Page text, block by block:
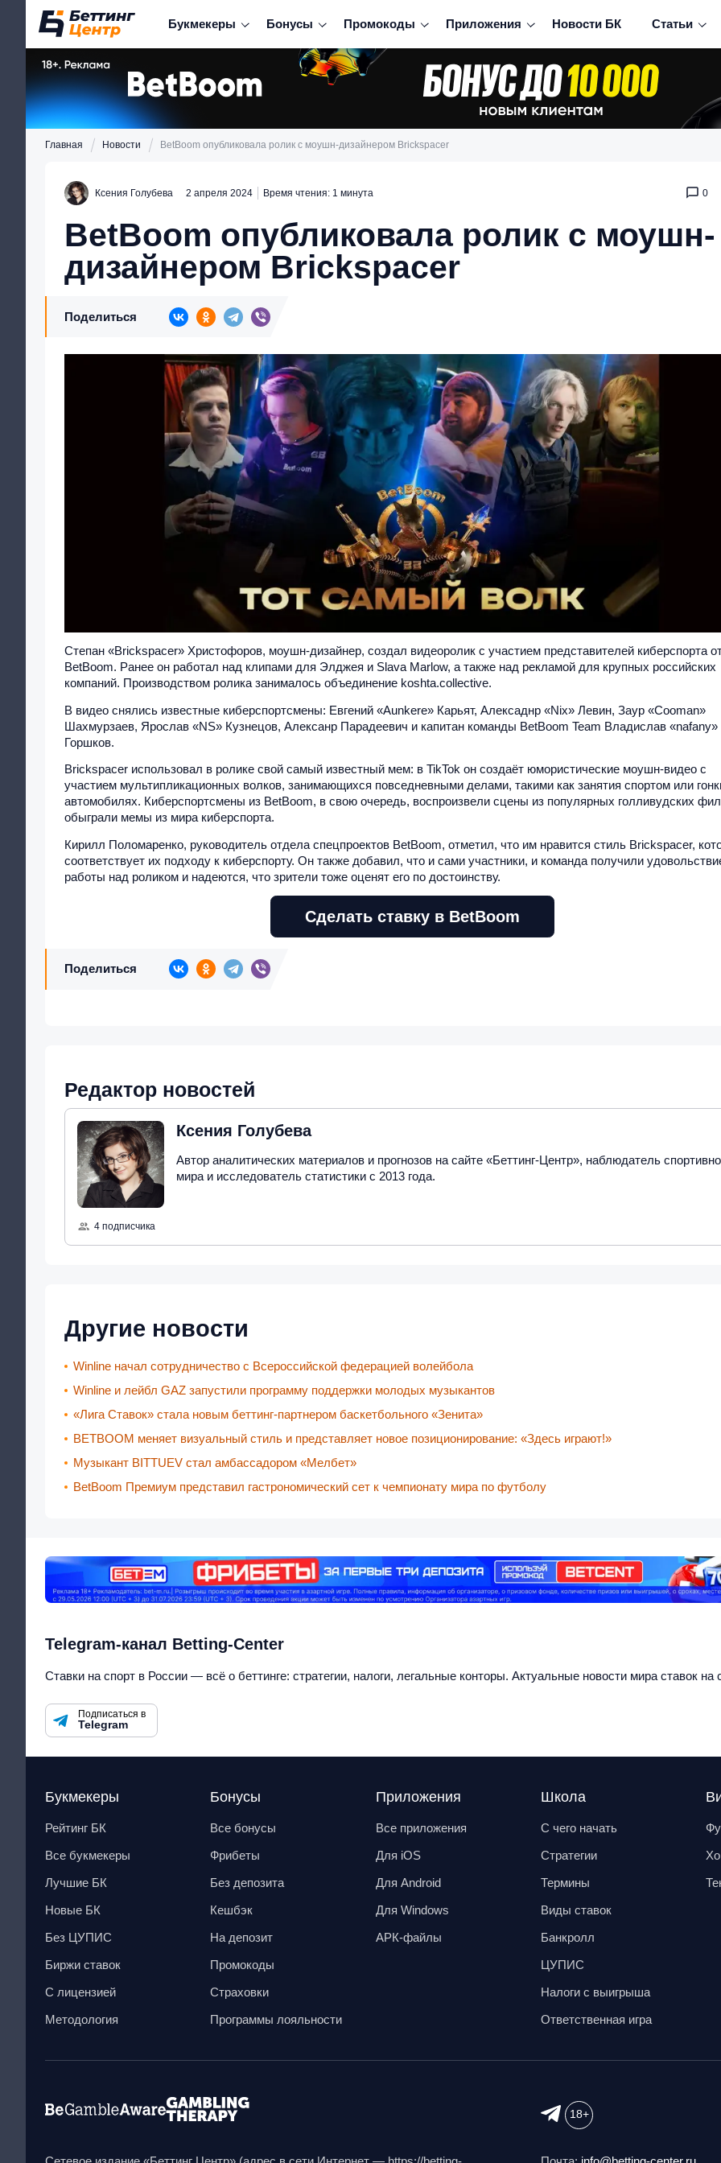
Букмекеры Бонусы Промокоды Приложения Новости БК Статьи
Главная Новости BetBoom опубликовала ролик с моушн-дизайнером Brickspacer
Ксения Голубева 2 апреля 2024 Время чтения: 1 минута 0
BetBoom опубликовала ролик с моушн-
дизайнером Brickspacer
Поделиться
Степан «Brickspacer» Христофоров, моушн-дизайнер, создал видеоролик с участием представителей киберспорта
BetBoom. Ранее он работал над клипами для Элджея и Slava Marlow, а также над рекламой для крупных российских
компаний. Производством ролика занималось объединение koshta.collective.
В видео снялись известные киберспортсмены: Евгений «Aunkere» Карьят, Алексаднр «Nix» Левин, Заур «Cooman»
Шахмурзаев, Ярослав «NS» Кузнецов, Алексанр Парадеевич и капитан команды BetBoom Team Владислав «nafany»
Горшков.
Brickspacer использовал в ролике свой самый известный мем: в TikTok он создаёт юмористические моушн-видео с
участием мультипликационных волков, занимающихся повседневными делами, такими как занятия спортом или
автомобилях. Киберспортсмены из BetBoom, в свою очередь, воспроизвели сцены из популярных голливудских
обыграли мемы из мира киберспорта.
Кирилл Поломаренко, руководитель отдела спецпроектов BetBoom, отметил, что им нравится стиль Brickspacer,
соответствует их подходу к киберспорту. Он также добавил, что и сами участники, и команда получили
работы над роликом и надеются, что зрители тоже оценят его по достоинству.
Сделать ставку в BetBoom
Поделиться
Редактор новостей
Ксения Голубева
Автор аналитических материалов и прогнозов на сайте «Беттинг-Центр», наблюдатель
мира и исследователь статистики с 2013 года.
4 подписчика
Другие новости
Winline начал сотрудничество с Всероссийской федерацией волейбола
Winline и лейбл GAZ запустили программу поддержки молодых музыкантов
«Лига Ставок» стала новым беттинг-партнером баскетбольного «Зенита»
BETBOOM меняет визуальный стиль и представляет новое позиционирование: «Здесь играют!»
Музыкант BITTUEV стал амбассадором «Мелбет»
BetBoom Премиум представил гастрономический сет к чемпионату мира по футболу
Telegram-канал Betting-Center
Ставки на спорт в России — всё о беттинге: стратегии, налоги, легальные конторы. Актуальные новости мира ставок на
Подписаться в
Telegram
Букмекеры
Рейтинг БК
Все букмекеры
Лучшие БК
Новые БК
Без ЦУПИС
Биржи ставок
С лицензией
Методология
Бонусы
Все бонусы
Фрибеты
Без депозита
Кешбэк
На депозит
Промокоды
Страховки
Программы лояльности
Приложения
Все приложения
Для iOS
Для Android
Для Windows
АРК-файлы
Школа
С чего начать
Стратегии
Термины
Виды ставок
Банкролл
ЦУПИС
Налоги с выигрыша
Ответственная игра
18+